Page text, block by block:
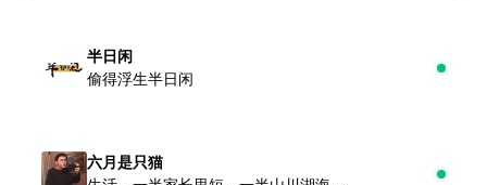
半日闲
偷得浮生半日闲
六月是只猫